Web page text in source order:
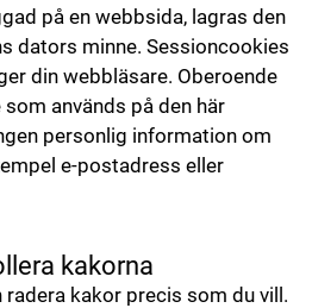
på en webbsida, lagras den
dators minne. Sessioncookies
din webbläsare. Oberoende
används på den här
personlig information om
e-postadress eller
kakorna
radera kakor precis som du vill.